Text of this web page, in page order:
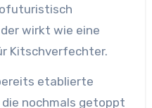
wirkt wie eine
Kitschverfechter.
etablierte
nochmals getoppt